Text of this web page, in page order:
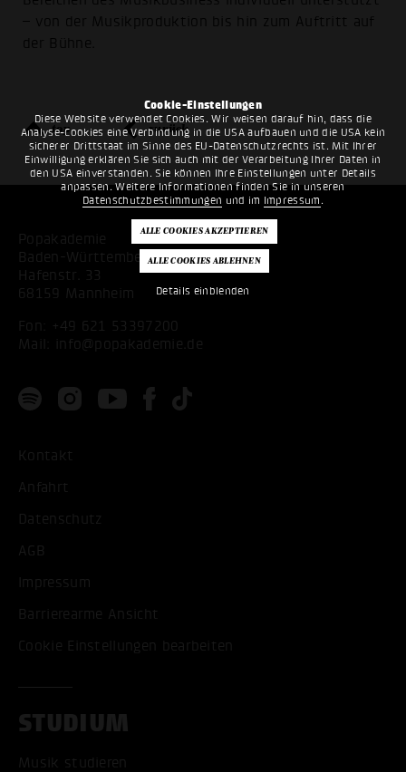
Cookie-Einstellungen
Diese Website verwendet Cookies. Wir weisen darauf hin, dass die
Analyse-Cookies eine Verbindung in die USA aufbauen und die USA kein
sicherer Drittstaat im Sinne des EU-Datenschutzrechts ist. Mit Ihrer
Einwilligung erklären Sie sich auch mit der Verarbeitung Ihrer Daten in
den USA einverstanden. Sie können Ihre Einstellungen unter Details
anpassen. Weitere Informationen finden Sie in unseren
Datenschutzbestimmungen und im Impressum .
Details einblenden
– von der Musikproduktion bis hin zum Auftritt auf
der Bühne.
top zurück
Popakademie
Baden-Württemberg
Hafenstr. 33
68159 Mannheim
Fon:
+49 621 53397200
Mail:
info@popakademie.de
Kontakt
Anfahrt
Datenschutz
AGB
Impressum
Barrierearme Ansicht
Cookie Einstellungen bearbeiten
STUDIUM
Musik studieren